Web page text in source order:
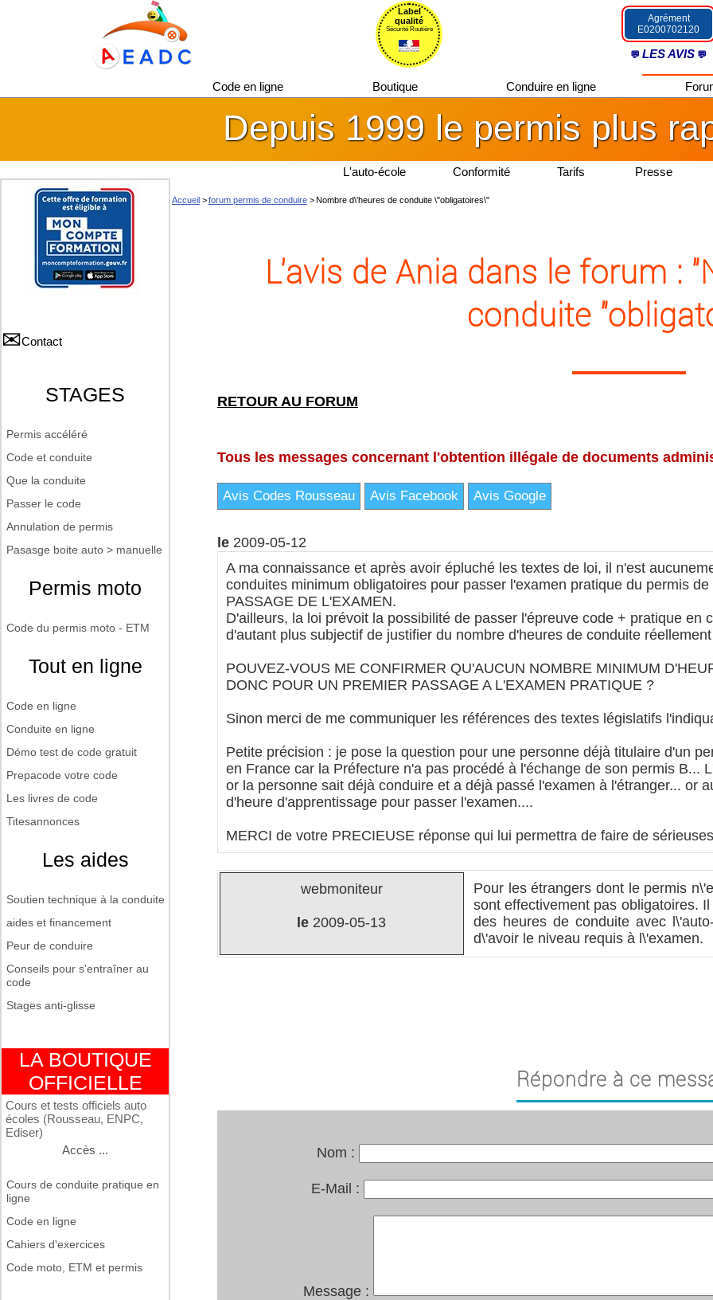
Label
qualité
Sécurité Routière
Agrément
E0200702120
LES AVIS
Code en ligne Boutique Conduire en ligne
Depuis 1999 le permis plus
L'auto-école Conformité Tarifs Presse
Contact
STAGES
Permis accéléré
Code et conduite
Que la conduite
Passer le code
Annulation de permis
Pasasge boite auto > manuelle
Permis moto
Code du permis moto - ETM
Tout en ligne
Code en ligne
Conduite en ligne
Démo test de code gratuit
Prepacode votre code
Les livres de code
Titesannonces
Les aides
Soutien technique à la conduite
aides et financement
Peur de conduire
Conseils pour s'entraîner au
code
Stages anti-glisse
LA BOUTIQUE
OFFICIELLE
Cours et tests officiels auto
écoles (Rousseau, ENPC,
Ediser)
Accès ...
Cours de conduite pratique en
ligne
Code en ligne
Cahiers d'exercices
Code moto, ETM et permis
Accueil >forum permis de conduire >Nombre d\'heures de conduite \"obligatoires\"
L'avis de Ania dans le forum :
conduite
RETOUR AU FORUM
Tous les messages concernant l'obtention illégale de documents
Avis Codes Rousseau Avis Facebook Avis Google
le2009-05-12
A ma connaissance et après avoir épluché les textes de loi, il n'est
conduites minimum obligatoires pour passer l'examen pratique du permis
PASSAGE DE L'EXAMEN.
D'ailleurs, la loi prévoit la possibilité de passer l'épreuve code + pratique en
d'autant plus subjectif de justifier du nombre d'heures de conduite
POUVEZ-VOUS ME CONFIRMER QU'AUCUN NOMBRE MINIMUM
DONC POUR UN PREMIER PASSAGE A L'EXAMEN PRATIQUE ?
Sinon merci de me communiquer les références des textes législatifs
Petite précision : je pose la question pour une personne déjà titulaire d'un
en France car la Préfecture n'a pas procédé à l'échange de son permis B...
or la personne sait déjà conduire et a déjà passé l'examen à l'étranger... or
d'heure d'apprentissage pour passer l'examen....
MERCI de votre PRECIEUSE réponse qui lui permettra de faire de
webmoniteur
le 2009-05-13
Pour les étrangers dont le permis
sont effectivement pas obligatoires.
des heures de conduite avec
d\'avoir le niveau requis à l\'examen.
Répondre à ce
Nom :
E-Mail :
Message :